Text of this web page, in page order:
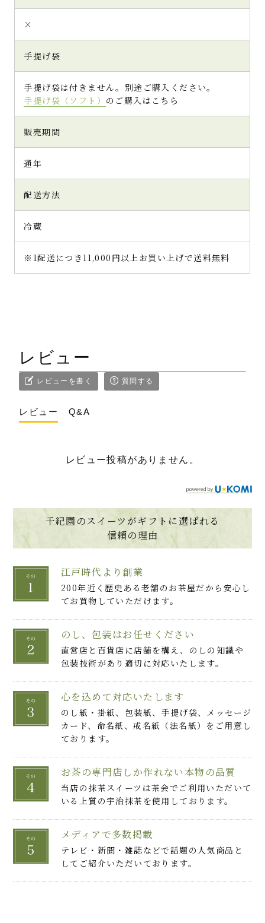
抹茶の本当の魅力が味わえる絶品トリ
ュフ！
ころころさんさん（島根県・40代・女性）
(4.9)
お店オリジナルのダンボールに入って冷蔵便で
届きました。「京都 宇治抹茶トリュフ」は
12.5×9×4cm。ちょうど手の平くらいの大き
さで、和紙貼りの丁寧な作りをしています。黒
地の化粧箱に赤い細ひもが映えてスタイリッシ
くピッタリな具合で作られています。蓋とトリ
ュフの間には中敷きがあり、それを取ると抹
茶色が美しいまあるい６個が現れましたよ。
配送状態などが良くないトリュフは表面のパ
に大きさや形が異なり、１個の直径は3.5cm
くらい。本気のお茶屋さんにしか作れないと
いう濃厚な抹茶トリュフのお味が楽しみです。
それではいただきます！
すね。唇に抹茶が触れ、口の中にガナッシュ
用の抹茶」ではなく、本物の高級抹茶で作ら
れたこだわりの抹茶スイーツということがわか
きめ細やかな抹茶パウダーは風味豊かで、上
質さと旨味が感じられます。ガナッシュはなめ
らかな口溶けで、色からもわかるように抹茶
が贅沢なほどに濃厚！合わせているホワイト
チョコと生クリームのコクとともに芳醇な味
さ！
ガナッシュはホワイトチョコでコーティングさ
れ、この一層が薄いながらいいアクセントに
り、三層のトリュフに。口の中で溶け合うこ
れらのハーモニーがたまらない・・。
いいお抹茶を点てていただくと、苦味という
よりは旨味や甘味を感じ、豊かな香りととも
ージをスイーツに置き換えた時、このトリュフ
にぴったり！ひと口で味わってしまうには惜
しいような、抹茶スイーツ好きを唸らせる極上
な仕上がりです。
まろやかな宇治抹茶とクリーミーなベルギー
わいと口溶け。ほどよい甘さを堪能しながら、
抹茶パウダーのほろ苦さでスッと甘さが引い
ていくところも素敵です。
老舗茶舗が伝統の石臼で挽いた高級宇治抹茶
を使用し、お茶のプロだから知るノウハウを
活かして本物の抹茶スイーツを作ったことが伝
わってきました。着色料や添加物は不使用、
鮮やかな緑色は上質な抹茶の証ですね。
お店おすすめの室温15度でいただくと抹茶ト
リュフのポテンシャルが最高に楽しめますよ。
×
手提げ袋
手提げ袋は付きません。別途ご購入ください。
手提げ袋（ソフト） のご購入はこちら
販売期間
通年
配送方法
冷蔵
※1配送につき11,000円以上お買い上げで送料無料
レビュー
レビューを書く 質問する
レビュー Q&A
レビュー投稿がありません。
千紀園のスイーツがギフトに選ばれる
信頼の理由
江戸時代より創業
200年近く歴史ある老舗のお茶屋だから安心し
てお買物していただけます。
のし、包装はお任せください
直営店と百貨店に店舗を構え、のしの知識や
包装技術があり適切に対応いたします。
心を込めて対応いたします
のし紙・掛紙、包装紙、手提げ袋、メッセージ
カード、命名紙、戒名紙（法名紙）をご用意し
ております。
お茶の専門店しか作れない本物の品質
当店の抹茶スイーツは茶会でご利用いただいて
いる上質の宇治抹茶を使用しております。
メディアで多数掲載
テレビ・新聞・雑誌などで話題の人気商品と
してご紹介いただいております。